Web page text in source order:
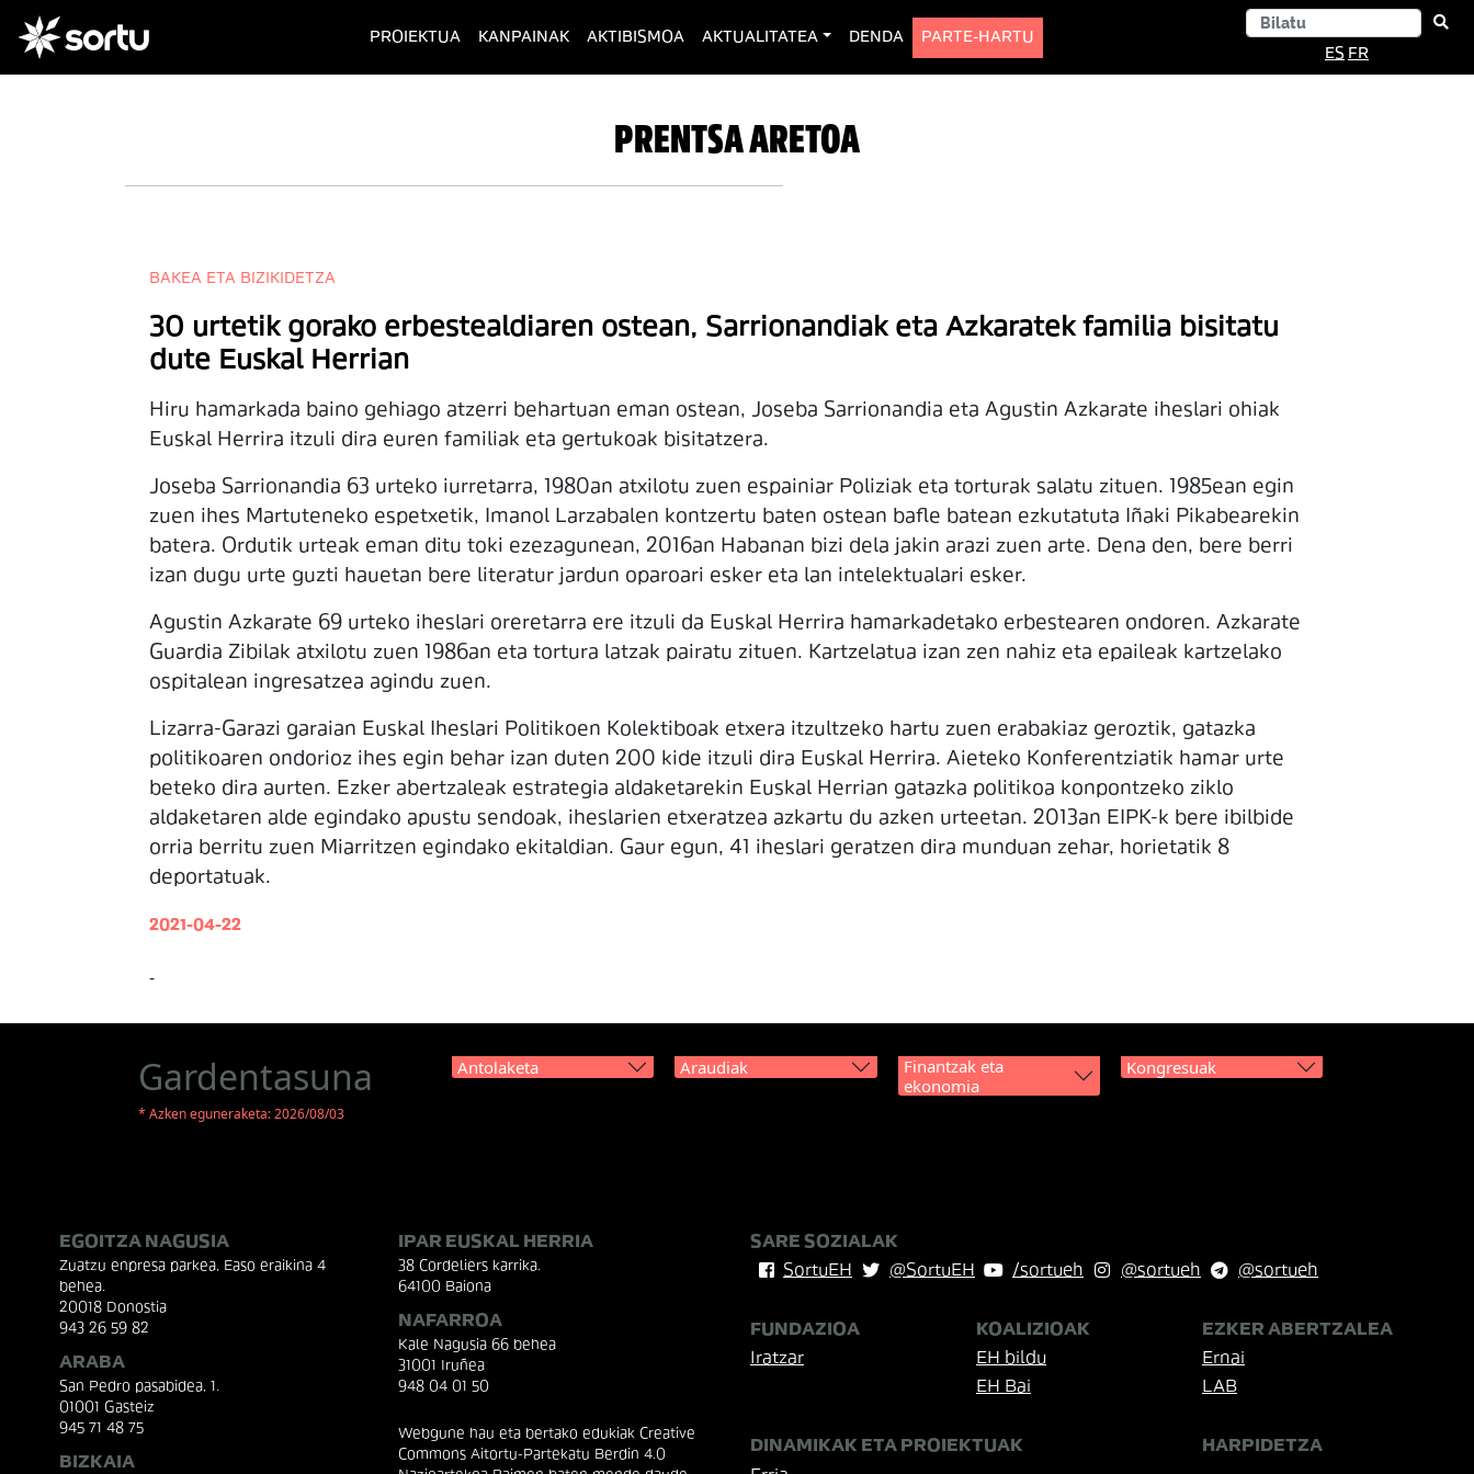
PROIEKTUA (current)
KANPAINAK AKTIBISMOA AKTUALITATEA DENDA
PARTE-HARTU
ES FR
PRENTSA ARETOA
BAKEA ETA BIZIKIDETZA
30 urtetik gorako erbestealdiaren ostean, Sarrionandiak eta Azkaratek familia bisitatu
dute Euskal Herrian
Hiru hamarkada baino gehiago atzerri behartuan eman ostean, Joseba Sarrionandia eta Agustin Azkarate iheslari ohiak
Euskal Herrira itzuli dira euren familiak eta gertukoak bisitatzera.
Joseba Sarrionandia 63 urteko iurretarra, 1980an atxilotu zuen espainiar Poliziak eta torturak salatu zituen. 1985ean egin
zuen ihes Martuteneko espetxetik, Imanol Larzabalen kontzertu baten ostean bafle batean ezkutatuta Iñaki Pikabearekin
batera. Ordutik urteak eman ditu toki ezezagunean, 2016an Habanan bizi dela jakin arazi zuen arte. Dena den, bere berri
izan dugu urte guzti hauetan bere literatur jardun oparoari esker eta lan intelektualari esker.
Agustin Azkarate 69 urteko iheslari oreretarra ere itzuli da Euskal Herrira hamarkadetako erbestearen ondoren. Azkarate
Guardia Zibilak atxilotu zuen 1986an eta tortura latzak pairatu zituen. Kartzelatua izan zen nahiz eta epaileak kartzelako
ospitalean ingresatzea agindu zuen.
Lizarra-Garazi garaian Euskal Iheslari Politikoen Kolektiboak etxera itzultzeko hartu zuen erabakiaz geroztik, gatazka
politikoaren ondorioz ihes egin behar izan duten 200 kide itzuli dira Euskal Herrira. Aieteko Konferentziatik hamar urte
beteko dira aurten. Ezker abertzaleak estrategia aldaketarekin Euskal Herrian gatazka politikoa konpontzeko ziklo
aldaketaren alde egindako apustu sendoak, iheslarien etxeratzea azkartu du azken urteetan. 2013an EIPK-k bere ibilbide
orria berritu zuen Miarritzen egindako ekitaldian. Gaur egun, 41 iheslari geratzen dira munduan zehar, horietatik 8
deportatuak.
2021-04-22
-
Gardentasuna
* Azken eguneraketa: 2026/08/03
Antolaketa Araudiak
Finantzak eta
ekonomia
Kongresuak
EGOITZA NAGUSIA
Zuatzu enpresa parkea, Easo eraikina 4
behea.
20018 Donostia
943 26 59 82
ARABA
San Pedro pasabidea, 1.
01001 Gasteiz
945 71 48 75
BIZKAIA
IPAR EUSKAL HERRIA
38 Cordeliers karrika.
64100 Baiona
NAFARROA
Kale Nagusia 66 behea
31001 Iruñea
948 04 01 50
Webgune hau eta bertako edukiak Creative
Commons Aitortu-Partekatu Berdin 4.0
SARE SOZIALAK
SortuEH
@SortuEH /sortueh @sortueh @sortueh
FUNDAZIOA
Iratzar
KOALIZIOAK
EH bildu
EH Bai
EZKER ABERTZALEA
Ernai
LAB
DINAMIKAK ETA PROIEKTUAK
HARPIDETZA